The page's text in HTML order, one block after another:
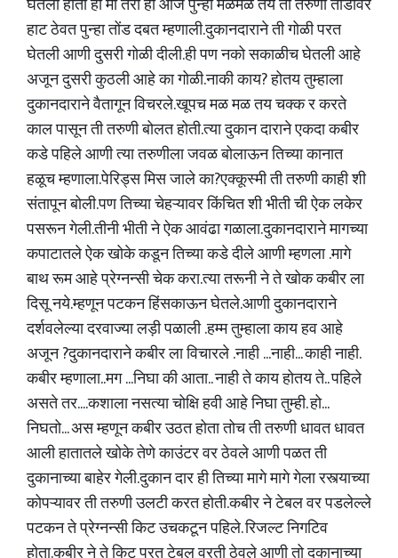
घेतली होती ही मी तरी ही आज पुन्हा मळमळ तय ती तरुणी तोंडावर
हाट ठेवत पुन्हा तोंड दबत म्हणाली.दुकानदाराने ती गोळी परत
घेतली आणी दुसरी गोळी दीली.ही पण नको सकाळीच घेतली आहे
अजून दुसरी कुठली आहे का गोळी.नाकी काय? होतय तुम्हाला
दुकानदाराने वैतागून विचरले.खूपच मळ मळ तय चक्क र करते
काल पासून ती तरुणी बोलत होती.त्या दुकान दाराने एकदा कबीर
कडे पहिले आणी त्या तरुणीला जवळ बोलाऊन तिच्या कानात
हळूच म्हणाला.पेरिड्स मिस जाले का?एक्कूस्मी ती तरुणी काही शी
संतापून बोली.पण तिच्या चेहऱ्यावर किंचित शी भीती ची ऐक लकेर
पसरून गेली.तीनी भीती ने ऐक आवंढा गळाला.दुकानदाराने मागच्या
कपाटातले ऐक खोके कडून तिच्या कडे दीले आणी म्हणला .मागे
बाथ रूम आहे प्रेग्नन्सी चेक करा.त्या तरूनी ने ते खोक कबीर ला
दिसू नये.म्हणून पटकन हिंसकाऊन घेतले.आणी दुकानदाराने
दर्शवलेल्या दरवाज्या लड़ी पळाली .हम्म तुम्हाला काय हव आहे
अजून ?दुकानदाराने कबीर ला विचारले .नाही ...नाही... काही नाही.
कबीर म्हणाला..मग ...निघा की आता.. नाही ते काय होतय ते.. पहिले
असते तर....कशाला नसत्या चोक्षि हवी आहे निघा तुम्ही. हो...
निघतो... अस म्हणून कबीर उठत होता तोच ती तरुणी धावत धावत
आली हातातले खोके तेणे काउंटर वर ठेवले आणी पळत ती
दुकानाच्या बाहेर गेली.दुकान दार ही तिच्या मागे मागे गेला रस्त्याच्या
कोपऱ्यावर ती तरुणी उलटी करत होती.कबीर ने टेबल वर पडलेल्ले
पटकन ते प्रेग्नन्सी किट उचकटून पहिले. रिजल्ट निगटिव